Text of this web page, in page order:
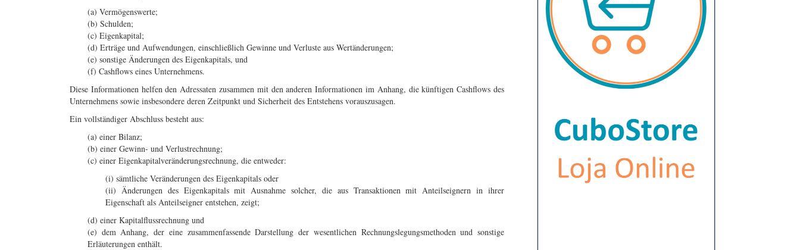
(a) Vermögenswerte;
(b) Schulden;
(c) Eigenkapital;
(d) Erträge und Aufwendungen, einschließlich Gewinne und Verluste aus Wertänderungen;
(e) sonstige Änderungen des Eigenkapitals, und
(f) Cashflows eines Unternehmens.
Diese Informationen helfen den Adressaten zusammen mit den anderen Informationen im Anhang, die künftigen Cashflows des
Unternehmens sowie insbesondere deren Zeitpunkt und Sicherheit des Entstehens vorauszusagen.
Ein vollständiger Abschluss besteht aus:
(a) einer Bilanz;
(b) einer Gewinn- und Verlustrechnung;
(c) einer Eigenkapitalveränderungsrechnung, die entweder:
(i) sämtliche Veränderungen des Eigenkapitals oder
(ii) Änderungen des Eigenkapitals mit Ausnahme solcher, die aus Transaktionen mit Anteilseignern in ihrer
Eigenschaft als Anteilseigner entstehen, zeigt;
(d) einer Kapitalflussrechnung und
(e) dem Anhang, der eine zusammenfassende Darstellung der wesentlichen Rechnungslegungsmethoden und sonstige
Erläuterungen enthält.